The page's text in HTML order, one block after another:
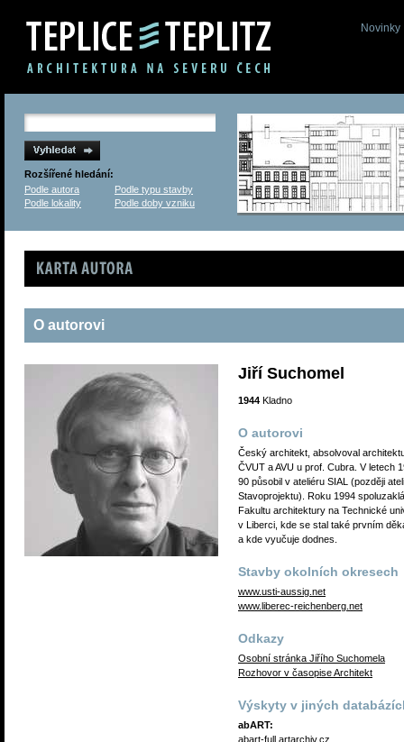
Novinky
Rozšířené hledání:
Podle autora
Podle typu stavby
Podle lokality
Podle doby vzniku
Karta autora
O autorovi
Jiří Suchomel
1944 Kladno
O autorovi
Český architekt, absolvoval
ČVUT a AVU u prof. Cubra. V letech
90 působil v ateliéru SIAL (později
Stavoprojektu). Roku 1994
Fakultu architektury na Technické
v Liberci, kde se stal také prvním
a kde vyučuje dodnes.
Stavby okolních okresech
www.usti-aussig.net
www.liberec-reichenberg.net
Odkazy
Osobní stránka Jiřího Suchomela
Rozhovor v časopise Architekt
Výskyty v jiných
abART:
abart-full.artarchiv.cz